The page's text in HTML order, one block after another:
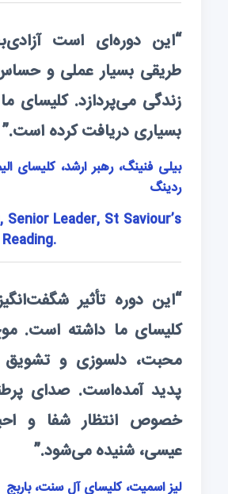
“این دوره‌ای است
طریقی بسیار عملی و
زندگی می‌پردازد. کلیسای
بسیاری دریافت کرده است.”
بیلی فنینگ، رهبر ارشد، کلیسای
ردینگ
Senior Leader, St Saviour’s
“این دوره تأثیر
کلیسای ما داشته است.
محبت، دلسوزی و تشویق
پدید آمده‌است. صدای
خصوص انتظار شفا و
عیسی، شنیده می‌شود.”
لیز اسمیت، کلیسای آل سنت، باربج